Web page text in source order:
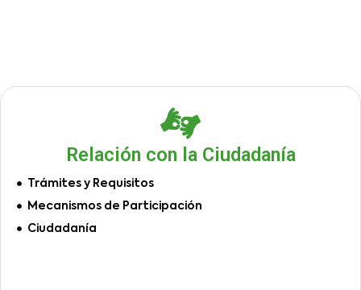
Relación con la Ciudadanía
Trámites y Requisitos
Mecanismos de Participación
Ciudadanía